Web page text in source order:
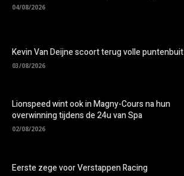
04/08/2026
Kevin Van Deijne scoort terug volle puntenbuit
03/08/2026
Lionspeed wint ook in Magny-Cours na hun
overwinning tijdens de 24u van Spa
02/08/2026
Eerste zege voor Verstappen Racing